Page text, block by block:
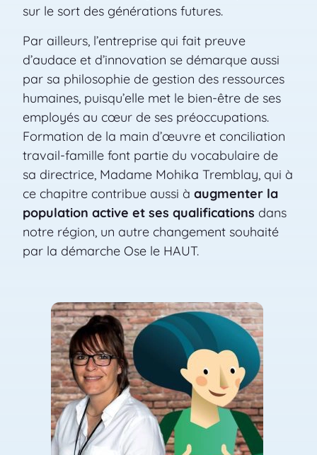
sur le sort des générations futures.
Par ailleurs, l’entreprise qui fait preuve
d’audace et d’innovation se démarque aussi
par sa philosophie de gestion des ressources
humaines, puisqu’elle met le bien-être de ses
employés au cœur de ses préoccupations.
Formation de la main d’œuvre et conciliation
travail-famille font partie du vocabulaire de
sa directrice, Madame Mohika Tremblay, qui à
ce chapitre contribue aussi àaugmenter la
population active et ses qualifications dans
notre région, un autre changement souhaité
par la démarche Ose le HAUT.